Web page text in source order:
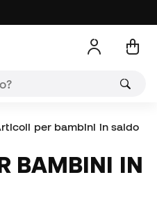
per bambini in saldo